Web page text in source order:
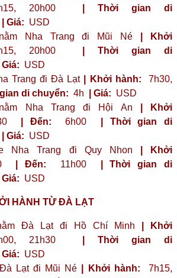
20h00
| Thời gian di
| Giá: USD
Nha Trang đi Mũi Né
| Khởi
20h00
| Thời gian di
| Giá: USD
Trang đi Đà Lạt
| Khởi hành: 7h30,
di chuyển: 4h | Giá: USD
Nha Trang đi Hội An
| Khởi
| Đến: 6h00
| Thời gian di
| Giá: USD
Nha Trang đi Quy Nhon
| Khởi
| Đến: 11h00
| Thời gian di
| Giá: USD
HÀNH TỪ ĐÀ LẠT
Đà Lạt đi Hồ Chí Minh
| Khởi
21h30
| Thời gian di
| Giá: USD
Lạt đi Mũi Né
| Khởi hành: 7h15,